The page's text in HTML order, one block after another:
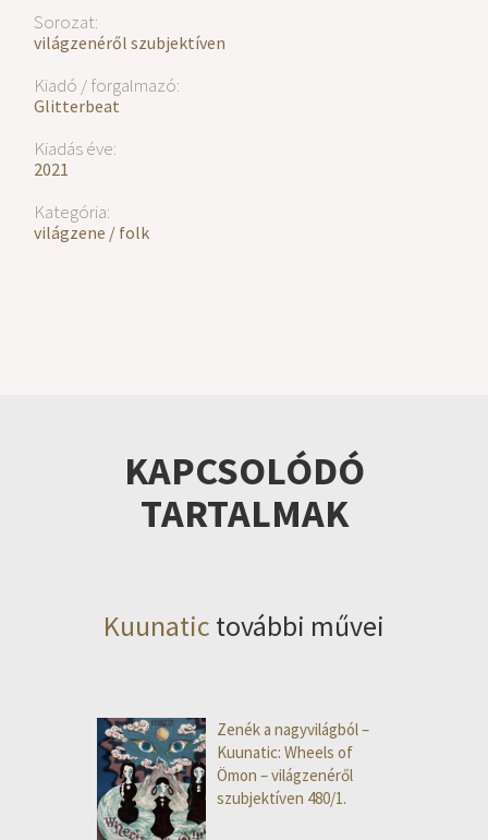
Sorozat:
világzenéről szubjektíven
Kiadó / forgalmazó:
Glitterbeat
Kiadás éve:
2021
Kategória:
világzene / folk
KAPCSOLÓDÓ
TARTALMAK
Kuunatic további művei
Zenék a nagyvilágból –
Kuunatic: Wheels of
Ömon – világzenéről
szubjektíven 480/1.